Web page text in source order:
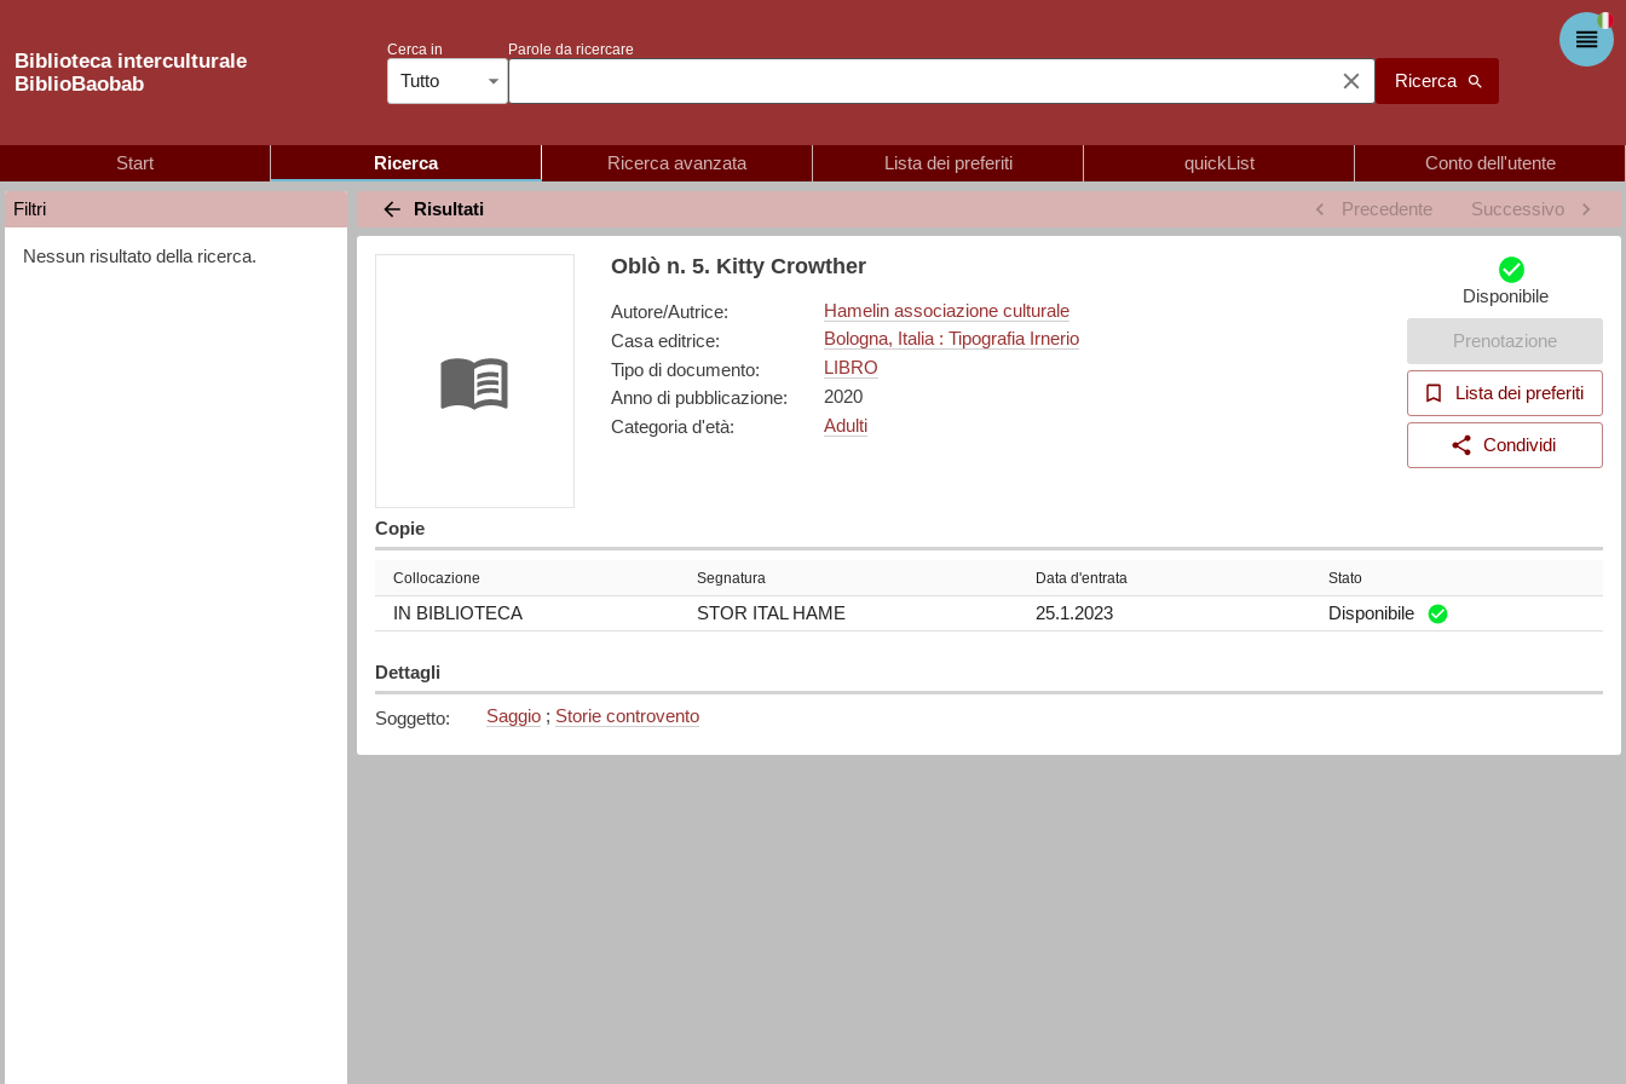
Biblioteca interculturale
BiblioBaobab
Cerca in
Tutto
Parole da ricercare
Ricerca
Start Ricerca Ricerca avanzata Lista dei preferiti quickList Conto dell'utente
Filtri
Nessun risultato della ricerca.
Risultati Precedente Successivo
Oblò n. 5. Kitty Crowther
Autore/Autrice:
Hamelin associazione culturale
Casa editrice:
Bologna, Italia : Tipografia Irnerio
Tipo di documento:
LIBRO
Anno di pubblicazione:
2020
Categoria d'età: Adulti
Disponibile
Prenotazione
Lista dei preferiti
Condividi
Copie
Collocazione Segnatura Data d'entrata Stato
IN BIBLIOTECA STOR ITAL HAME 25.1.2023 Disponibile
Dettagli
Soggetto: Saggio; Storie controvento